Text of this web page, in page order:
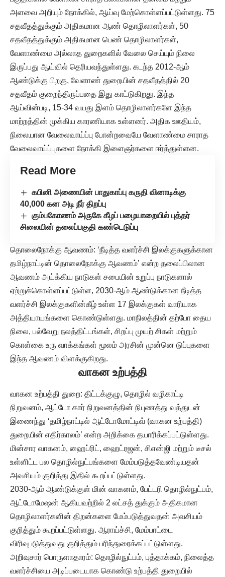
அளவை அறியும் நோக்கில், ஆய்வு மேற்கொள்ளப்பட்டுள்ளது. 75
சதவீதத்துக்கும் அதிகமான ஆண் தொழிலாளர்கள், 50
சதவீதத்துக்கும் அதிகமான பெண் தொழிலாளர்கள்,
வேளாண்மை அல்லாத துறைகளில் வேலை செய்யும் நிலை
இருப்பது ஆய்வில் தெரியவந்துள்ளது. கடந்த 2012-ஆம்
ஆண்டுக்கு பிறகு, வேளாண் துறையின் சதவீதத்தில் 20
சதவீதம் குறைந்திருப்பதை இது காட்டுகிறது. இந்த
ஆய்வின்படி, 15-34 வயது இளம் தொழிலாளர்களே இந்த
மாற்றத்தின் முக்கிய காரணியாக உள்ளனர். அதிக ஊதியம்,
நிலையான வேலைவாய்ப்பு போன்றவையே வேளாண்மை சாராத
வேலைவாய்ப்புகளை நோக்கி இளைஞர்களை ஈர்த்துள்ளன.
Read More
கபினி அணையின் பாதுகாப்பு கருதி வினாடிக்கு
40,000 கன அடி நீர் திறப்பு
கும்பகோணம் அருகே கீழப் பழையாறையில் புத்தர்
சிலையின் தலைப்பகுதி கண்டெடுப்பு
தொலைநோக்கு ஆவணம்: ‘நீடித்த வளர்ச்சி இலக்குகளுக்கான
தமிழ்நாட்டின் தொலைநோக்கு ஆவணம்’ என்ற தலைப்பிலான
ஆவணம் அய்க்கிய நாடுகள் சபையின் உறுப்பு நாடுகளால்
ஏற்றுக்கொள்ளப்பட்டுள்ள, 2030-ஆம் ஆண்டுக்கான நீடித்த
வளர்ச்சி இலக்குகளின்கீழ் உள்ள 17 இலக்குகள் வாரியாக
அத்தியாயங்களை கொண்டுள்ளது. மாநிலத்தின் தற்போ தைய
நிலை, பல்வேறு நலத்திட்டங்கள், சிறப்பு முயற் சிகள் மற்றும்
கொள்கை உரு வாக்கங்கள் மூலம் அரசின் முன்னெ டுப்புகளை
இந்த ஆவணம் விளக்குகிறது.
வாகன உற்பத்தி
வாகன உற்பத்தி துறை: திட்டக்குழு, தொழில் வழிகாட்டி
நிறுவனம், ஆட்டோ கார் நிறுவனத்தின் நிபுணத்து வத்துடன்
இணைந்து ‘தமிழ்நாட்டில் ஆட்டோமோட்டிவ் (வாகன உற்பத்தி)
துறையின் எதிர்காலம்’ என்ற அறிக்கை தயாரிக்கப்பட்டுள்ளது.
மின்சார வாகனம், ஹைப்ரிட், ஹைட்ரஜன், சிஎன்ஜி மற்றும் டீசல்
உள்ளிட்ட பல தொழில்நுட்பங்களை மேம்படுத்தவேண்டியதன்
அவசியம் குறித்து இதில் கூறப்பட்டுள்ளது.
2030-ஆம் ஆண்டுக்குள் மின் வாகனம், பேட்டரி தொழில்நுட்பம்,
ஆட்டோமேஷன் ஆகியவற்றில் 2 லட்சத் துக்கும் அதிகமான
தொழிலாளர்களின் திறன்களை மேம்படுத்துவதன் அவசியம்
குறித்தும் கூறப்பட்டுள்ளது. ஆராய்ச்சி, மேம்பாட்டை
விரிவுபடுத்துவது குறித்தும் பரிந்துரைக்கப்பட்டுள்ளது.
அறிவுசார் பொருளாதாரம்: தொழில்நுட்பம், புத்தாக்கம், நிலைத்த
வளர்ச்சியை அடிப்படையாக கொண்டு உற்பத்தி துறையில்